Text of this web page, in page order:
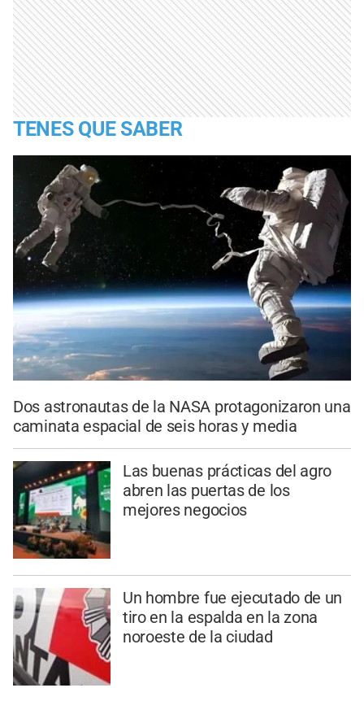
TENES QUE SABER
Dos astronautas de la NASA protagonizaron una
caminata espacial de seis horas y media
Las buenas prácticas del agro
abren las puertas de los
mejores negocios
Un hombre fue ejecutado de un
tiro en la espalda en la zona
noroeste de la ciudad